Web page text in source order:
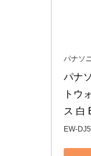
パナソ
パナ
トウ
ス 白
EW-